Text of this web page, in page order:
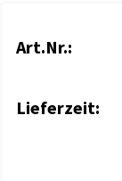
Art.Nr.:
Lieferzeit: